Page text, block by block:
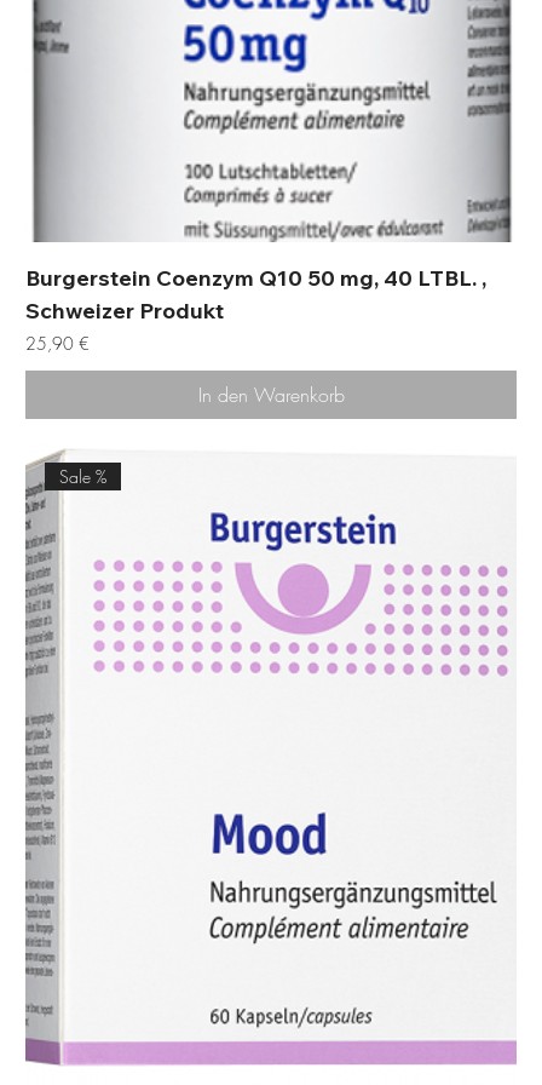
Burgerstein Coenzym Q10 50 mg, 40 LTBL. ,
Schweizer Produkt
Preis
25,90 €
In den Warenkorb
Sale %